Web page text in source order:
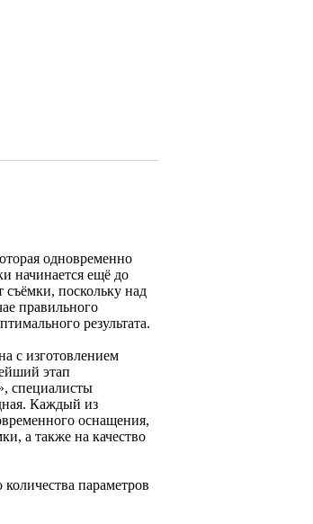
одновременно
начинается ещё до
съёмки, поскольку над
правильного
результата.
с изготовлением
этап
специалисты
Каждый из
оснащения,
а также на качество
параметров